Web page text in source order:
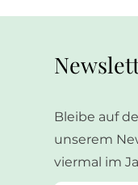
Bleibe auf
unserem
viermal im